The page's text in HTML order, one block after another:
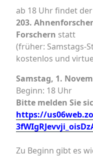
ab 18 Uhr findet der
203.
Forschern statt
(früher: Samstags-
kostenlos und
Samstag, 1.
Beginn: 18 Uhr
Bitte melden Sie
https://
Zu Beginn gibt es